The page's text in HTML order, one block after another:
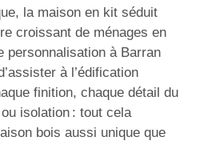
la maison en kit séduit
croissant de ménages en
personnalisation à Barran
à l’édification
finition, chaque détail du
isolation : tout cela
bois aussi unique que